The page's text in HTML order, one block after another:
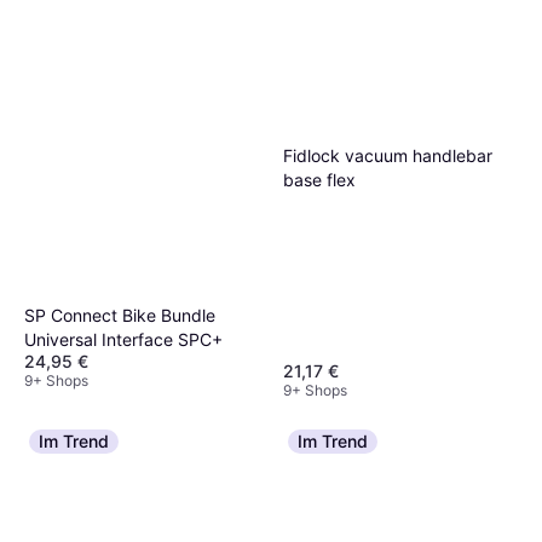
SP Connect Bike Bundle
Universal Interface SPC+
24,95 €
9+ Shops
Fidlock vacuum handlebar
base flex
21,17 €
9+ Shops
Im Trend Im Trend